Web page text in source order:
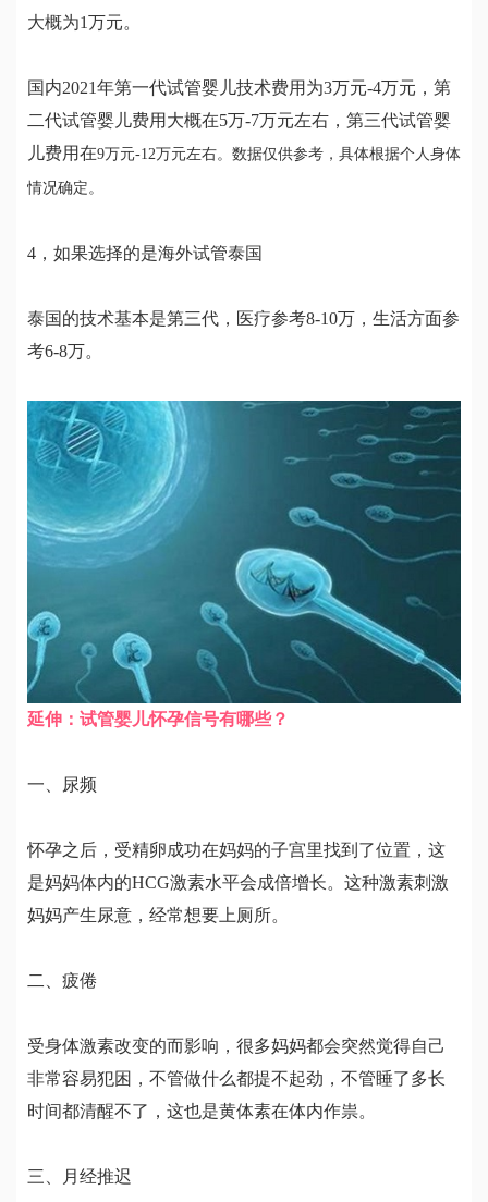
大概为1万元。
国内2021年第一代试管婴儿技术费用为3万元-4万元，第
二代试管婴儿费用大概在5万-7万元左右，第三代试管婴
儿费用在9万元-12万元左右。数据仅供参考，具体根据个人身体
情况确定。
4，如果选择的是海外试管泰国
泰国的技术基本是第三代，医疗参考8-10万，生活方面参
考6-8万。
延伸：试管婴儿怀孕信号有哪些？
一、尿频
怀孕之后，受精卵成功在妈妈的子宫里找到了位置，这
是妈妈体内的HCG激素水平会成倍增长。这种激素刺激
妈妈产生尿意，经常想要上厕所。
二、疲倦
受身体激素改变的而影响，很多妈妈都会突然觉得自己
非常容易犯困，不管做什么都提不起劲，不管睡了多长
时间都清醒不了，这也是黄体素在体内作祟。
三、月经推迟